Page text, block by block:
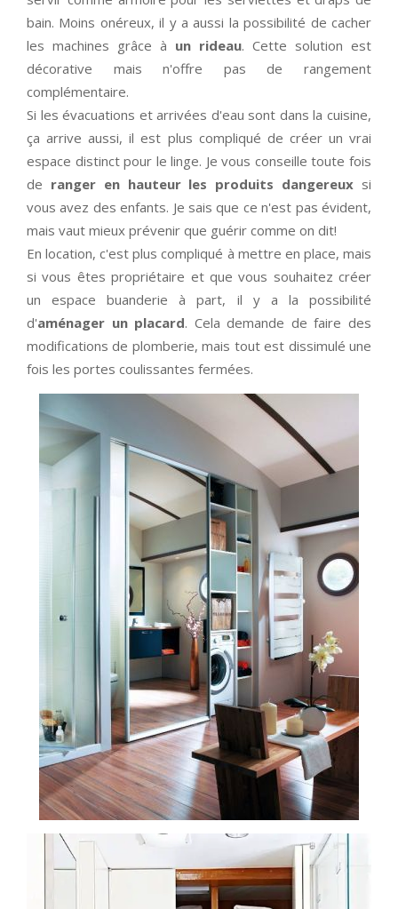
bain. Moins onéreux, il y a aussi la possibilité de cacher
les machines grâce à un rideau. Cette solution est
décorative mais n'offre pas de rangement
complémentaire.
Si les évacuations et arrivées d'eau sont dans la cuisine,
ça arrive aussi, il est plus compliqué de créer un vrai
espace distinct pour le linge. Je vous conseille toute fois
de ranger en hauteur les produits dangereux si
vous avez des enfants. Je sais que ce n'est pas évident,
mais vaut mieux prévenir que guérir comme on dit!
En location, c'est plus compliqué à mettre en place, mais
si vous êtes propriétaire et que vous souhaitez créer
un espace buanderie à part, il y a la possibilité
d'aménager un placard. Cela demande de faire des
modifications de plomberie, mais tout est dissimulé une
fois les portes coulissantes fermées.